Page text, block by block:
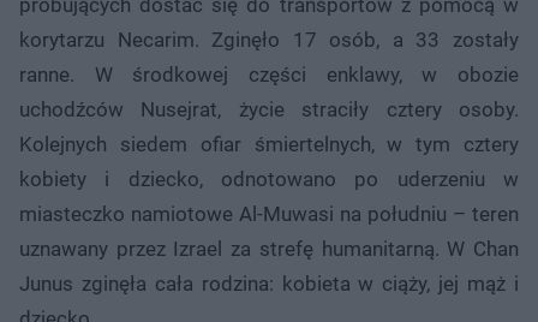
korytarzu Necarim. Zginęło 17 osób, a 33 zostały
ranne. W środkowej części enklawy, w obozie
uchodźców Nusejrat, życie straciły cztery osoby.
Kolejnych siedem ofiar śmiertelnych, w tym cztery
kobiety i dziecko, odnotowano po uderzeniu w
miasteczko namiotowe Al-Muwasi na południu – teren
uznawany przez Izrael za strefę humanitarną. W Chan
Junus zginęła cała rodzina: kobieta w ciąży, jej mąż i